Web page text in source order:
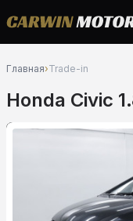
Главная›Trade-in
Honda Civic